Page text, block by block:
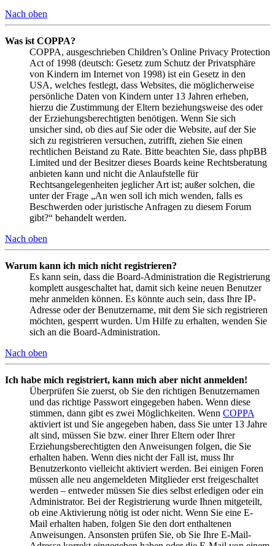
Nach oben
Was ist COPPA?
COPPA, ausgeschrieben Children’s Online Privacy Protection
Act of 1998 (deutsch: Gesetz zum Schutz der Privatsphäre
von Kindern im Internet von 1998) ist ein Gesetz in den
USA, welches festlegt, dass Websites, die möglicherweise
persönliche Daten von Kindern unter 13 Jahren erheben,
hierzu die Zustimmung der Eltern beziehungsweise des oder
der Erziehungsberechtigten benötigen. Wenn Sie sich
unsicher sind, ob dies auf Sie oder die Website, auf der Sie
sich zu registrieren versuchen, zutrifft, ziehen Sie einen
rechtlichen Beistand zu Rate. Bitte beachten Sie, dass phpBB
Limited und der Besitzer dieses Boards keine Rechtsberatung
anbieten kann und nicht die Anlaufstelle für
Rechtsangelegenheiten jeglicher Art ist; außer solchen, die
unter der Frage „An wen soll ich mich wenden, falls es
Beschwerden oder juristische Anfragen zu diesem Forum
gibt?“ behandelt werden.
Nach oben
Warum kann ich mich nicht registrieren?
Es kann sein, dass die Board-Administration die Registrierung
komplett ausgeschaltet hat, damit sich keine neuen Benutzer
mehr anmelden können. Es könnte auch sein, dass Ihre IP-
Adresse oder der Benutzername, mit dem Sie sich registrieren
möchten, gesperrt wurden. Um Hilfe zu erhalten, wenden Sie
sich an die Board-Administration.
Nach oben
Ich habe mich registriert, kann mich aber nicht anmelden!
Überprüfen Sie zuerst, ob Sie den richtigen Benutzernamen
und das richtige Passwort eingegeben haben. Wenn diese
stimmen, dann gibt es zwei Möglichkeiten. Wenn COPPA
aktiviert ist und Sie angegeben haben, dass Sie unter 13 Jahre
alt sind, müssen Sie bzw. einer Ihrer Eltern oder Ihrer
Erziehungsberechtigten den Anweisungen folgen, die Sie
erhalten haben. Wenn dies nicht der Fall ist, muss Ihr
Benutzerkonto vielleicht aktiviert werden. Bei einigen Foren
müssen alle neu angemeldeten Mitglieder erst freigeschaltet
werden – entweder müssen Sie dies selbst erledigen oder ein
Administrator. Bei der Registrierung wurde Ihnen mitgeteilt,
ob eine Aktivierung nötig ist oder nicht. Wenn Sie eine E-
Mail erhalten haben, folgen Sie den dort enthaltenen
Anweisungen. Ansonsten prüfen Sie, ob Sie Ihre E-Mail-